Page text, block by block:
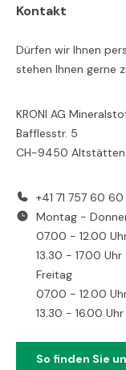
Kontakt
Dürfen wir Ihnen
stehen Ihnen gerne
KRONI AG
Bafflesstr. 5
CH-9450 Altstätten
+41 71 757 60 60
Montag -
07.00 - 12.00
13.30 - 17.00 Uhr
Freitag
07.00 - 12.00
13.30 - 16.00 Uhr
So finden Sie